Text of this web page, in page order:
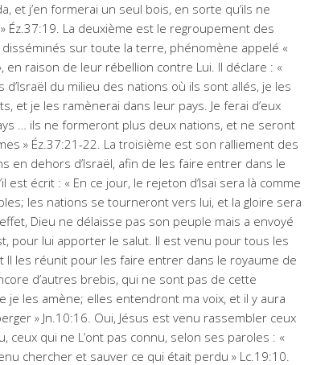
et j’en formerai un seul bois, en sorte qu’ils ne
Éz.37:19. La deuxième est le regroupement des
disséminés sur toute la terre, phénomène appelé «
en raison de leur rébellion contre Lui. Il déclare : «
du milieu des nations où ils sont allés, je les
et je les ramènerai dans leur pays. Je ferai d’eux
… ils ne formeront plus deux nations, et ne seront
» Éz.37:21-22. La troisième est son ralliement des
en dehors d’Israël, afin de les faire entrer dans le
est écrit : « En ce jour, le rejeton d’Isaï sera là comme
les nations se tourneront vers lui, et la gloire sera
Dieu ne délaisse pas son peuple mais a envoyé
pour lui apporter le salut. Il est venu pour tous les
Il les réunit pour les faire entrer dans le royaume de
d’autres brebis, qui ne sont pas de cette
je les amène; elles entendront ma voix, et il y aura
» Jn.10:16. Oui, Jésus est venu rassembler ceux
ceux qui ne L’ont pas connu, selon ses paroles : «
chercher et sauver ce qui était perdu » Lc.19:10.